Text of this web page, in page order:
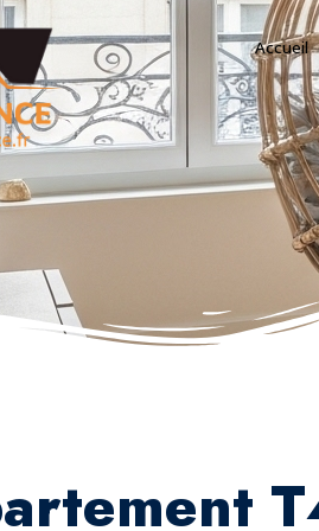
Accueil